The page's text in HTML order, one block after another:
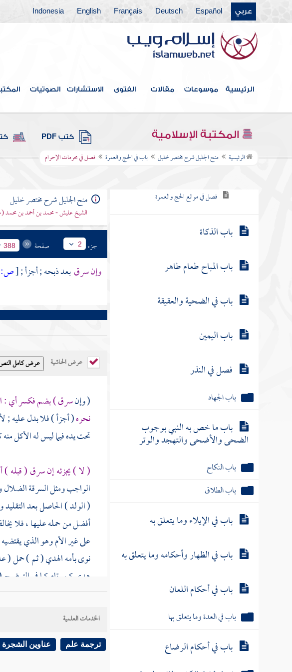
عربي Español
Deutsch
Français
English
Indonesia
الرئيسية موسوعات مقالات الفتوى الاستشارات الصوتيات
المكتبة الإسلامية كتب PDF
الرئيسية منح الجليل شرح مختصر خليل باب في الحج والعمرة فصل في محرمات الإحرام
باب يرفع الحدث وحكم الخبث
باب في بيان أوقات الصلوات الخمس
باب في أحكام الزكاة
باب في الصيام
باب الاعتكاف
باب في الحج والعمرة
فصل في موانع الحج والعمرة
باب الذكاة
باب المباح طعام طاهر
باب في الضحية والعقيقة
باب اليمين
فصل في النذر
باب الجهاد
باب ما خص به النبي بوجوب
الضحى والأضحى والتهجد والوتر
باب النكاح
باب الطلاق
باب في الإيلاء وما يتعلق به
باب في الظهار وأحكامه وما يتعلق به
باب في أحكام اللعان
باب في العدة وما يتعلق بها
باب في أحكام الرضاع
منح الجليل شرح مختصر خليل
الشيخ عليش - محمد بن أحمد بن
جزء 2 صفحة 388
وإن سرقبعد ذبحه ; أجزأ ;[ص:
عرض الحاشية
( وإنسرق ) بضم فكسر أي :
نحره( أجزأ ) فلا بدل عليه ;
تحت يده فيما ليس له الأكل منه
( لا ) يجزئه إن سرق ( قبله )
الواجب ومثل السرقة الضلال
( الولد ) الحاصل بعد
أفضل من حمله عليها ، فلا
على غير الأم وهو الذي
نوى بأمه الهدي ( ثم ) حمل (
هدي كبير تام كما في
صاحبه .[ص:389 ]
فإن
الذي عطب قبل محله ، فإن
يمكنه بدله ذكاه وتركه قاله
الخدمات العلمية
ترجمة علم عناوين الشجرة